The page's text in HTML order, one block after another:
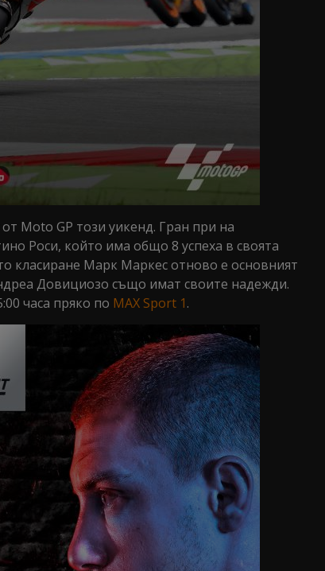
Moto GP този уикенд. Гран при на
Роси, който има общо 8 успеха в своята
класиране Марк Маркес отново е основният
Довициозо също имат своите надежди.
часа пряко по MAX Sport 1.